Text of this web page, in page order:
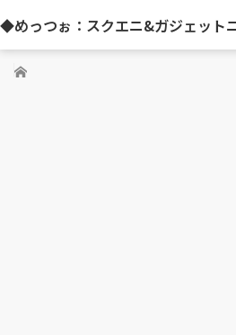
◆めっつぉ：スクエニ&ガジェット
ホーム